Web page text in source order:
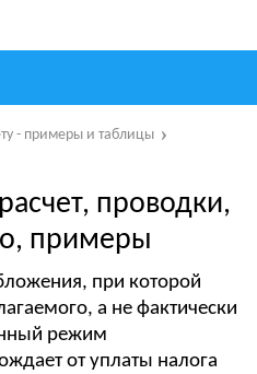
- примеры и таблицы
проводки,
примеры
при которой
а не фактически
режим
от уплаты налога